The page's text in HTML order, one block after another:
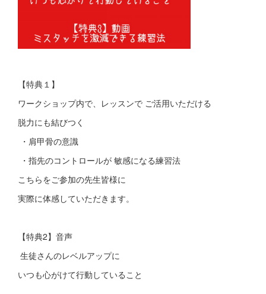
【特典１】
ワークショップ内で、レッスンで ご活用いただける
脱力にも結びつく
・肩甲骨の意識
・指先のコントロールが 敏感になる練習法
こちらをご参加の先生皆様に
実際に体感していただきます。
【特典2】音声
生徒さんのレベルアップに
いつも心がけて行動していること